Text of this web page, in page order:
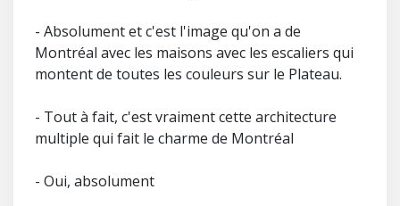
- Absolument et c'est l'image qu'on a de
Montréal avec les maisons avec les escaliers qui
montent de toutes les couleurs sur le Plateau.
- Tout à fait, c'est vraiment cette architecture
multiple qui fait le charme de Montréal
- Oui, absolument